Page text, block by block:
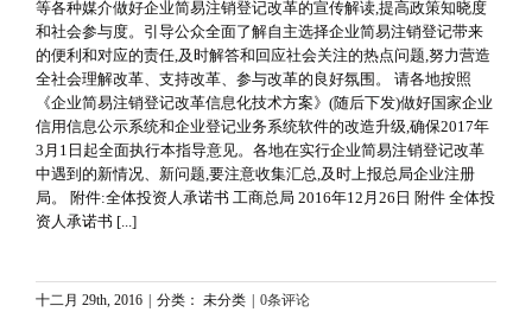
等各种媒介做好企业简易注销登记改革的宣传解读,提高政策知晓度
和社会参与度。引导公众全面了解自主选择企业简易注销登记带来
的便利和对应的责任,及时解答和回应社会关注的热点问题,努力营造
全社会理解改革、支持改革、参与改革的良好氛围。 请各地按照
《企业简易注销登记改革信息化技术方案》(随后下发)做好国家企业
信用信息公示系统和企业登记业务系统软件的改造升级,确保2017年
3月1日起全面执行本指导意见。各地在实行企业简易注销登记改革
中遇到的新情况、新问题,要注意收集汇总,及时上报总局企业注册
局。 附件:全体投资人承诺书 工商总局 2016年12月26日 附件 全体投
资人承诺书 [...]
十二月 29th, 2016 分类： 未分类
0条评论